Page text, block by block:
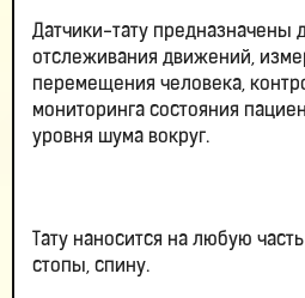
Датчики-тату предназначены
отслеживания движений,
перемещения человека,
мониторинга состояния
уровня шума вокруг.
Тату наносится на любую
стопы, спину.